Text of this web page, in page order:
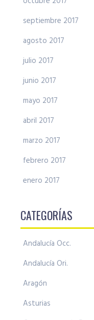
septiembre 2017
agosto 2017
julio 2017
junio 2017
mayo 2017
abril 2017
marzo 2017
febrero 2017
enero 2017
CATEGORÍAS
Andalucía Occ.
Andalucía Ori.
Aragón
Asturias